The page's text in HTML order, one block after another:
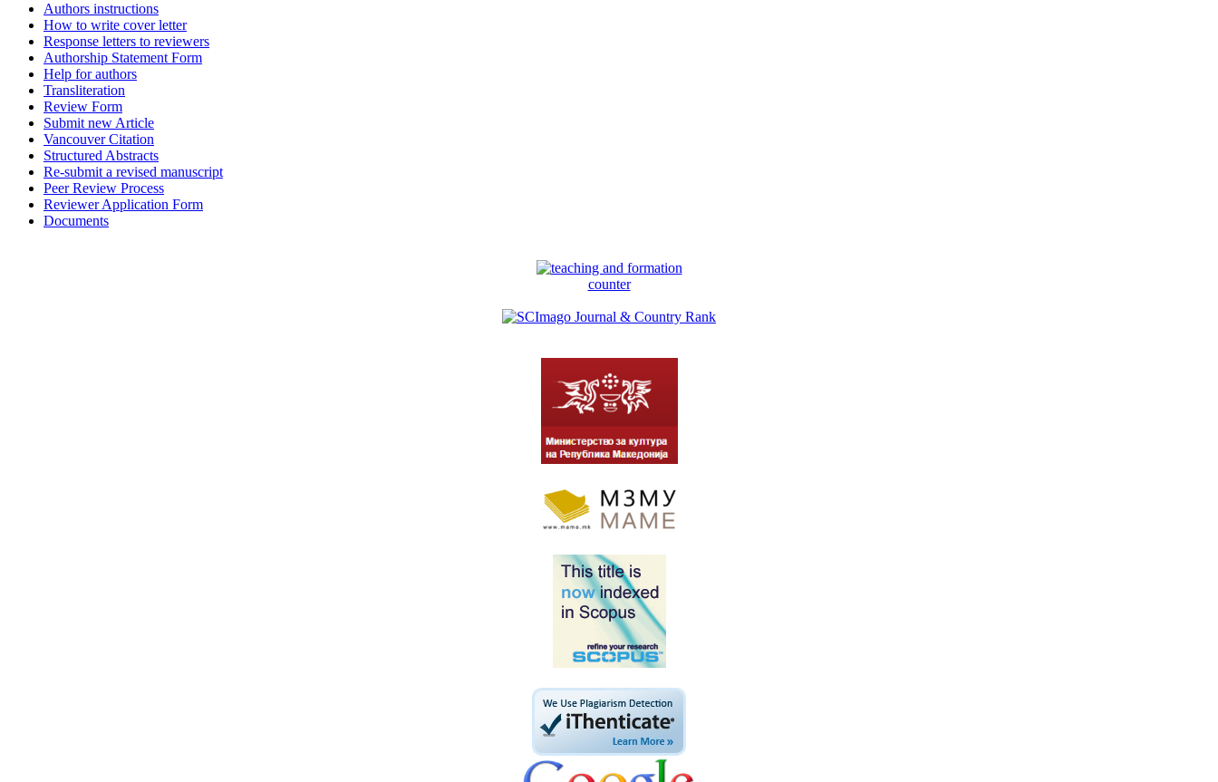
Authors instructions
How to write cover letter
Response letters to reviewers
Authorship Statement Form
Help for authors
Transliteration
Review Form
Submit new Article
Vancouver Citation
Structured Abstracts
Re-submit a revised manuscript
Peer Review Process
Reviewer Application Form
Documents
counter